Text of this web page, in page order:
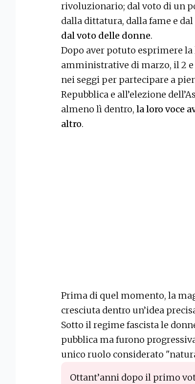
rivoluzionario; dal voto di un
dalla dittatura, dalla fame e
dal voto delle donne.
Dopo aver potuto esprimere
amministrative di marzo, il 2
nei seggi per partecipare a
Repubblica e all’elezione
almeno lì dentro, la loro voce
altro.
Prima di quel momento, la
cresciuta dentro un’idea
Sotto il regime fascista le
pubblica ma furono
unico ruolo considerato
Ottant’anni dopo il primo